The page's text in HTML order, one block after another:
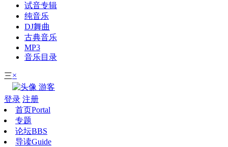
试音专辑
纯音乐
DJ舞曲
古典音乐
MP3
音乐目录
三×
游客
登录 注册
首页Portal
专题
论坛BBS
导读Guide